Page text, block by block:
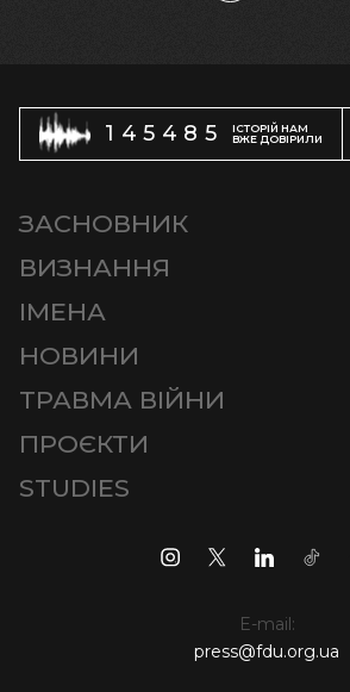
145485
ІСТОРІЙ НАМ
ВЖЕ ДОВІРИЛИ
ЗАСНОВНИК
ВИЗНАННЯ
ІМЕНА
НОВИНИ
ТРАВМА ВІЙНИ
ПРОЄКТИ
STUDIES
E-mail:
press@fdu.org.ua